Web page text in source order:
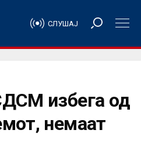
СЛУШАЈ
избега од
немаат